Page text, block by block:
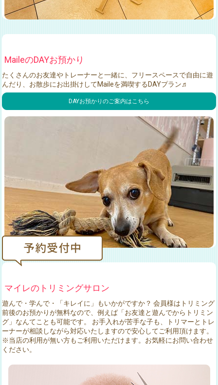
MaileのDAYお預かり
たくさんのお友達やトレーナーと一緒に、フリースペースで自由に遊
んだり、お散歩にお出掛けしてMaileを満喫するDAYプラン♬
DAYお預かりのご案内はこちら
マイレのトリミングサロン
遊んで・学んで・「キレイに」もいかがですか？ 会員様はトリミング
前後のお預かりが無料なので、例えば「お友達と遊んでからトリミン
グ」なんてことも可能です。 お手入れが苦手な子も、トリマーとトレ
ーナーが相談しながら対応いたしますので安心してご利用頂けます。
※当店の利用が無い方もご利用いただけます。お気軽にお問い合わせ
ください。